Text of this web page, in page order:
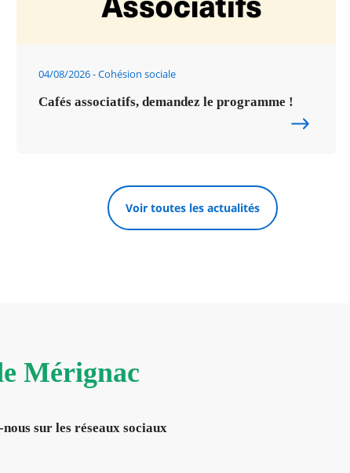
04/08/2026 Cohésion sociale
Cafés associatifs, demandez le programme !
Voir toutes les actualités
Mérignac
nous sur les réseaux sociaux